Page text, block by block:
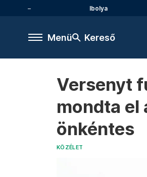
Ibolya
Menü Kereső
Versenyt
mondta el
önkéntes
KÖZÉLET